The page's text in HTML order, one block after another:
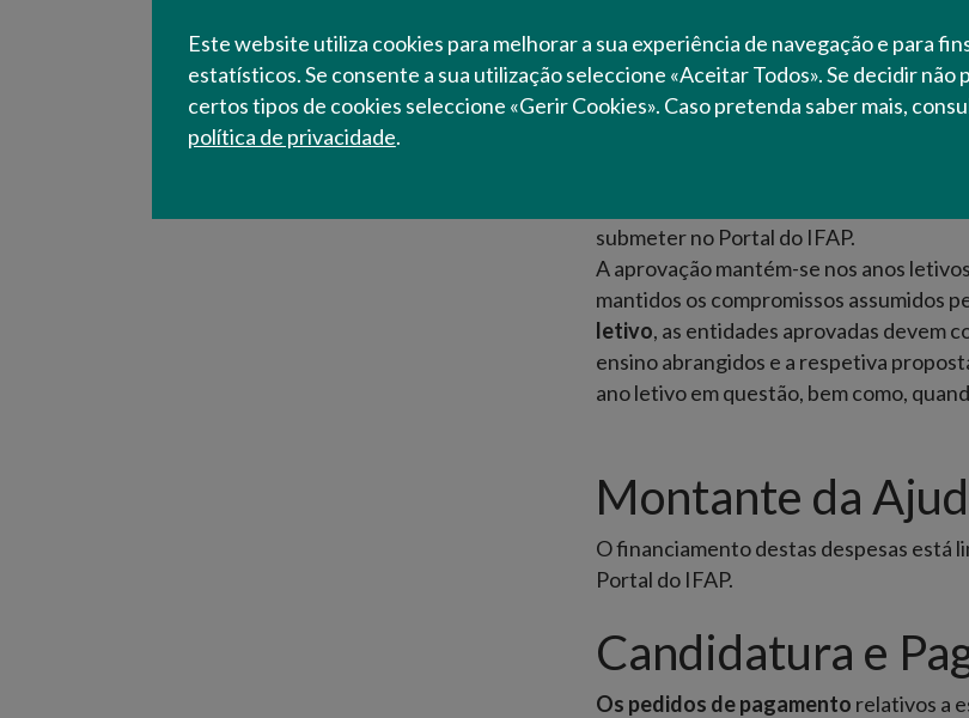
Este website utiliza cookies para melhorar a sua experiência de navegação e para
estatísticos. Se consente a sua utilização seleccione «Aceitar Todos». Se decidir não
certos tipos de cookies seleccione «Gerir Cookies». Caso pretenda saber mais,
política de privacidade.
Seguros Agrícolas
Pagamentos
da eficácia do Regime Escolar;
Outras entidades, a selecionar por
complementares de acompanhamento
submeter no Portal do IFAP.
A aprovação mantém-se nos anos
mantidos os compromissos assumidos
letivo, as entidades aprovadas devem
ensino abrangidos e a respetiva
ano letivo em questão, bem como,
Montante da
O financiamento destas despesas está
Portal do IFAP.
Candidatura e
Os pedidos de pagamento relativos a